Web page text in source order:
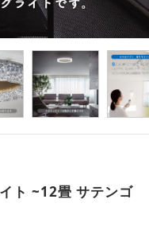
ト ~12畳 サテンゴ